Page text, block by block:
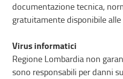
documentazione tecnica,
gratuitamente disponibile
Virus informatici
Regione Lombardia non
sono responsabili per danni